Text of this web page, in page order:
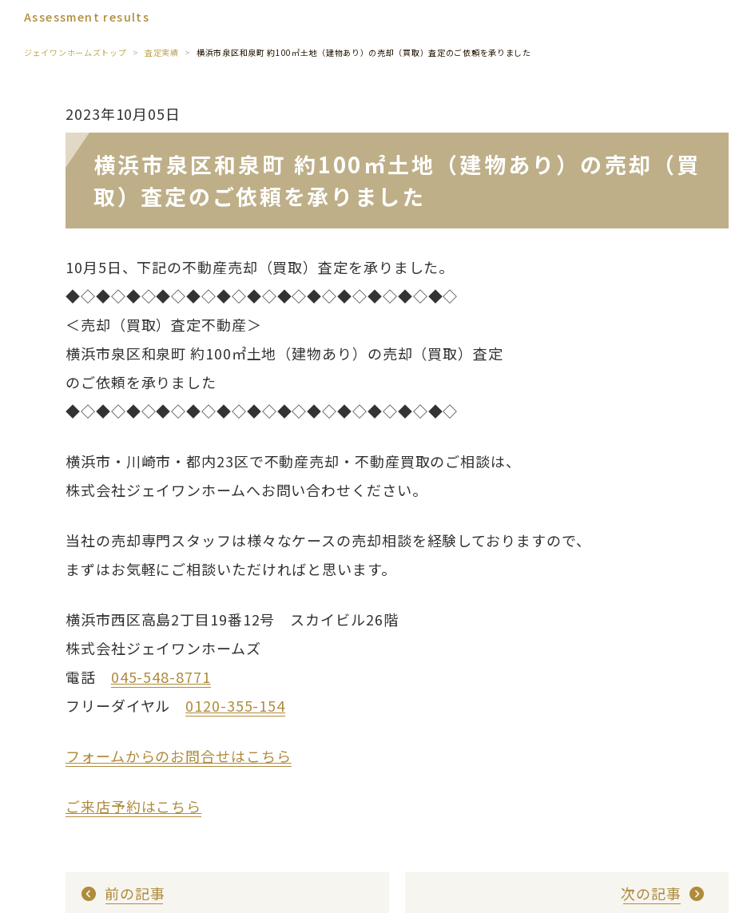
Assessment results
ジェイワンホームズトップ 査定実績 横浜市泉区和泉町 約100㎡土地（建物あり）の売却（買取）査定のご依頼を承りました
2023年10月05日
横浜市泉区和泉町 約100㎡土地（建物あり）の売却（買
取）査定のご依頼を承りました
10月5日、下記の不動産売却（買取）査定を承りました。
◆◇◆◇◆◇◆◇◆◇◆◇◆◇◆◇◆◇◆◇◆◇◆◇◆◇
＜売却（買取）査定不動産＞
横浜市泉区和泉町 約100㎡土地（建物あり）の売却（買取）査定
のご依頼を承りました
◆◇◆◇◆◇◆◇◆◇◆◇◆◇◆◇◆◇◆◇◆◇◆◇◆◇
横浜市・川崎市・都内23区で不動産売却・不動産買取のご相談は、
株式会社ジェイワンホームへお問い合わせください。
当社の売却専門スタッフは様々なケースの売却相談を経験しておりますので、
まずはお気軽にご相談いただければと思います。
横浜市西区高島2丁目19番12号 スカイビル26階
株式会社ジェイワンホームズ
電話 045-548-8771
フリーダイヤル 0120-355-154
フォームからのお問合せはこちら
ご来店予約はこちら
前の記事 次の記事